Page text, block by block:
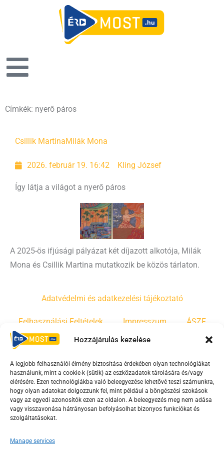
Hozzájárulás kezelése
A legjobb felhasználói élmény biztosítása érdekében olyan technológiákat
használunk, mint a cookie-k (sütik) az eszközadatok tárolására és/vagy
elérésére. Ezen technológiákba való beleegyezése lehetővé teszi számunkra,
hogy olyan adatokat dolgozzunk fel, mint például a böngészési szokások
vagy az egyedi azonosítók ezen az oldalon. A beleegyezés meg nem adása
vagy visszavonása hátrányosan befolyásolhat bizonyos funkciókat és
szolgáltatásokat.
Manage services
Címkék: nyerő páros
Csillik MartinaMilák Mona
2026. február 19. 16:42 Kling József
Így látja a világot a nyerő páros
A 2025-ös ifjúsági pályázat két díjazott alkotója, Milák
Mona és Csillik Martina mutatkozik be közös tárlaton.
Adatvédelmi és adatkezelési tájékoztató
Felhasználási Feltételek Impresszum ÁSZF
Irányelvek Moderálási szabályzat
F
a
c
e
o
Y
o
u
t
b
T
i
k